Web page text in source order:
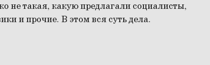
не такая, какую предлагали социалисты,
и прочие. В этом вся суть дела.